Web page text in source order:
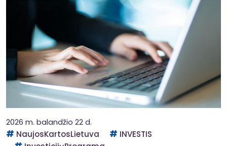
2026 m. balandžio 22 d.
NaujosKartosLietuva
INVESTIS